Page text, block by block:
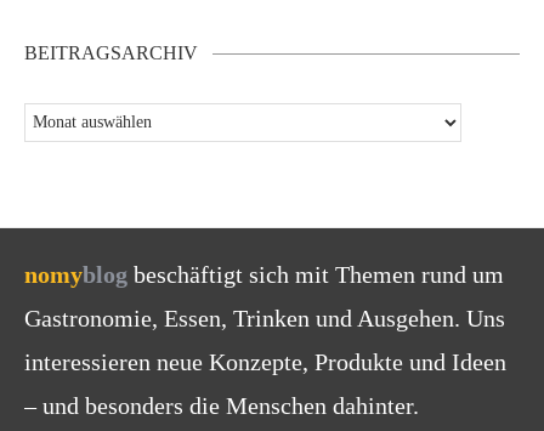
BEITRAGSARCHIV
nomyblog beschäftigt sich mit Themen rund um
Gastronomie, Essen, Trinken und Ausgehen. Uns
interessieren neue Konzepte, Produkte und Ideen
– und besonders die Menschen dahinter.